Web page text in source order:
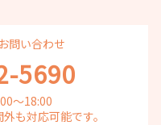
問い合わせ
5690
～18:00
も対応可能です。